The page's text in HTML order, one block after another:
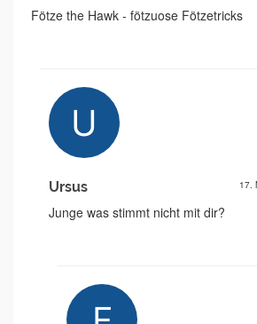
Fötze the Hawk - fötzuose Fötzetricks
Ursus 17.
Junge was stimmt nicht mit dir?